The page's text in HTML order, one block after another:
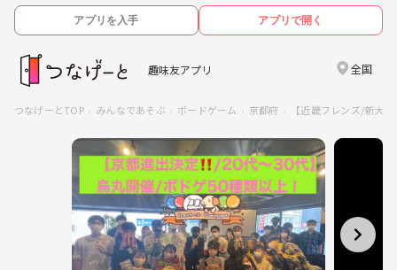
アプリを入手 アプリで開く
趣味友アプリ 全国
つなげーとTOP みんなであそぶ ボードゲーム 京都府 【近畿フレンズ/新大